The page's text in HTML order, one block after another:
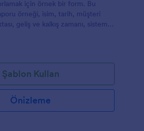
için örnek bir form. Bu
örneği, isim, tarih, müşteri
geliş ve kalkış zamanı, sistem
kişi yorum ve gözlemlerini de
fotoğraflarını yükleyebilecekleri
Şablon Kullan
Önizleme